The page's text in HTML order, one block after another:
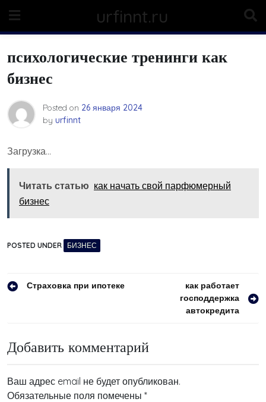
content
urfinnt.ru
психологические тренинги как
бизнес
Posted on 26 января 2024
by urfinnt
Загрузка…
Читать статью как начать свой парфюмерный
бизнес
POSTED UNDER БИЗНЕС
Навигация
Страховка при ипотеке
как работает
господдержка
автокредита
Добавить комментарий
Ваш адрес email не будет опубликован.
Обязательные поля помечены *